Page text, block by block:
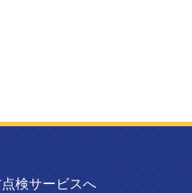
検サービスへ